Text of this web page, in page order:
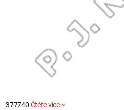
377740 Čtěte více